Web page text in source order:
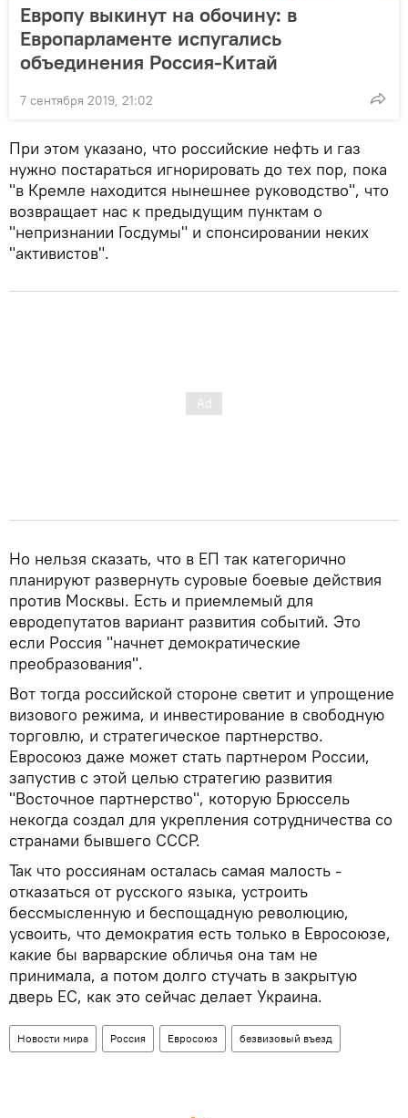
Европу выкинут на обочину: в
Европарламенте испугались
объединения Россия-Китай
7 сентября 2019, 21:02
При этом указано, что российские нефть и газ
нужно постараться игнорировать до тех пор, пока
"в Кремле находится нынешнее руководство", что
возвращает нас к предыдущим пунктам о
"непризнании Госдумы" и спонсировании неких
"активистов".
Но нельзя сказать, что в ЕП так категорично
планируют развернуть суровые боевые действия
против Москвы. Есть и приемлемый для
евродепутатов вариант развития событий. Это
если Россия "начнет демократические
преобразования".
Вот тогда российской стороне светит и упрощение
визового режима, и инвестирование в свободную
торговлю, и стратегическое партнерство.
Евросоюз даже может стать партнером России,
запустив с этой целью стратегию развития
"Восточное партнерство", которую Брюссель
некогда создал для укрепления сотрудничества со
странами бывшего СССР.
Так что россиянам осталась самая малость -
отказаться от русского языка, устроить
бессмысленную и беспощадную революцию,
усвоить, что демократия есть только в Евросоюзе,
какие бы варварские обличья она там не
принимала, а потом долго стучать в закрытую
дверь ЕС, как это сейчас делает Украина.
Новости мира Россия Евросоюз безвизовый въезд